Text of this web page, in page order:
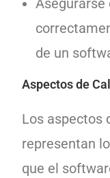
de un
Aspectos de
Los aspectos
representan
que el